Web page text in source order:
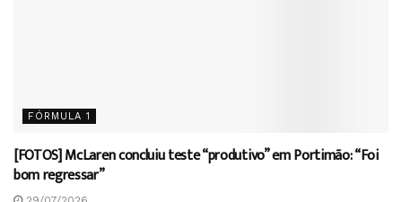
FÓRMULA 1
[FOTOS] McLaren concluiu teste “produtivo” em Portimão: “Foi
bom regressar”